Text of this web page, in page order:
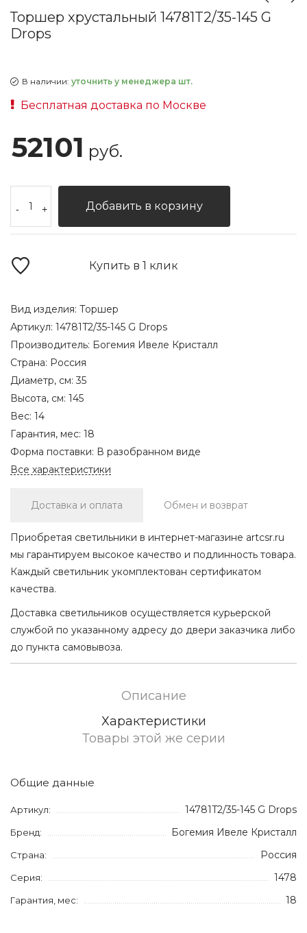
Торшер хрустальный 14781T2/35-145 G
Drops
В наличии: уточнить у менеджера шт.
Бесплатная доставка по Москве
52101 руб.
- + Добавить в корзину
Купить в 1 клик
Вид изделия: Торшер
Артикул: 14781T2/35-145 G Drops
Производитель: Богемия Ивеле Кристалл
Страна: Россия
Диаметр, см:35
Высота, см: 145
Вес: 14
Гарантия, мес: 18
Форма поставки: В разобранном виде
Все характеристики
Доставка и оплата Обмен и возврат
Приобретая светильники в интернет-магазине artcsr.ru
мы гарантируем высокое качество и подлинность товара.
Каждый светильник укомплектован сертификатом
качества.
Доставка светильников осуществляется курьерской
службой по указанному адресу до двери заказчика либо
до пункта самовывоза.
Описание
Характеристики
Товары этой же серии
Общие данные
Артикул: 14781T2/35-145 G Drops
Бренд: Богемия Ивеле Кристалл
Страна: Россия
Серия: 1478
Гарантия, мес: 18